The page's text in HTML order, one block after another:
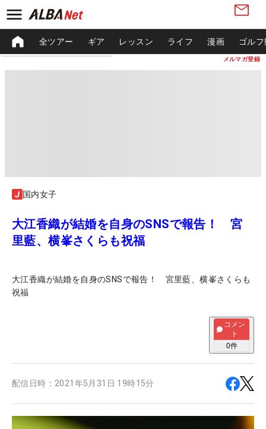
メルマガ登録
全ツアー ギア レッスン ライフ 漫画 ゴル
国内女子
大江香織が結婚を自身のSNSで報告！ 宮
里藍、横峯さくらも祝福
大江香織が結婚を自身のSNSで報告！ 宮里藍、横峯さくらも
祝福
コメン
ト
0件
配信日時： 2021年5月31日 19時15分